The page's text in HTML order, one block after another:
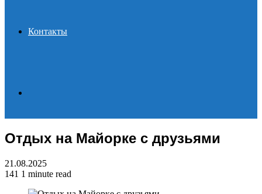
Контакты
for
Отдых на Майорке с друзьями
21.08.2025
141 1 minute read